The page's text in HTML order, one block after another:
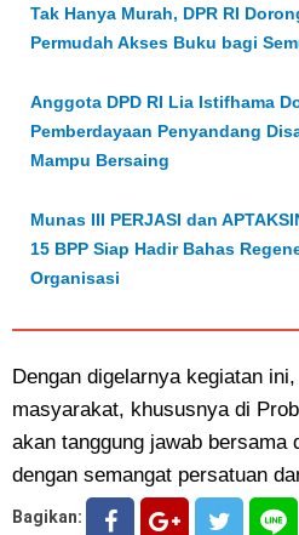
Tak Hanya Murah, DPR RI
Permudah Akses Buku bagi
Anggota DPD RI Lia Istifhama
Pemberdayaan Penyandang
Mampu Bersaing
Munas III PERJASI dan
15 BPP Siap Hadir Bahas
Organisasi
Dengan digelarnya kegiatan
masyarakat, khususnya di
akan tanggung jawab bersama
dengan semangat persatuan
Bagikan: